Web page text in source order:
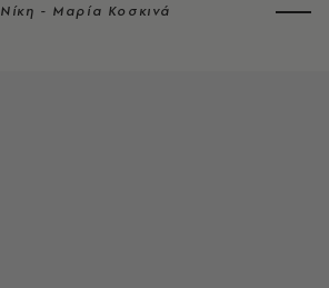
Νίκη - Μαρία Κοσκινά